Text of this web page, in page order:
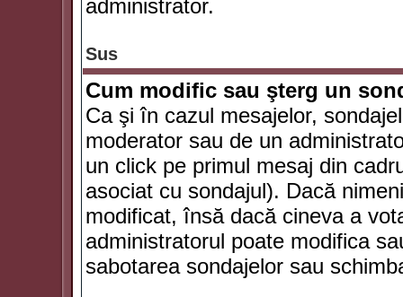
administrator.
Sus
Cum modific sau şterg un
Ca şi în cazul mesajelor,
moderator sau de un
un click pe primul mesaj din
asociat cu sondajul). Dacă
modificat, însă dacă cineva a
administratorul poate modifica
sabotarea sondajelor sau